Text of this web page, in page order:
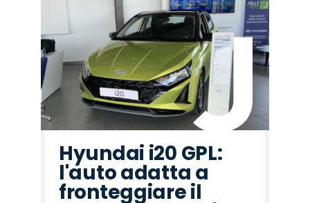
Hyundai i20 GPL:
l'auto adatta a
fronteggiare il